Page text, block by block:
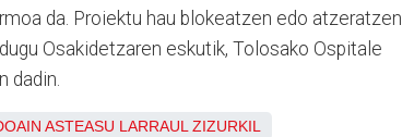
da. Proiektu hau blokeatzen edo atzeratzen
Osakidetzaren eskutik, Tolosako Ospitale
dadin.
ASTEASU LARRAUL ZIZURKIL